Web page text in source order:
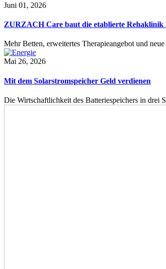
Juni 01, 2026
ZURZACH Care baut die etablierte Rehaklinik
Mehr Betten, erweitertes Therapieangebot und
Mai 26, 2026
Mit dem Solarstromspeicher Geld verdienen
Die Wirtschaftlichkeit des Batteriespeichers in